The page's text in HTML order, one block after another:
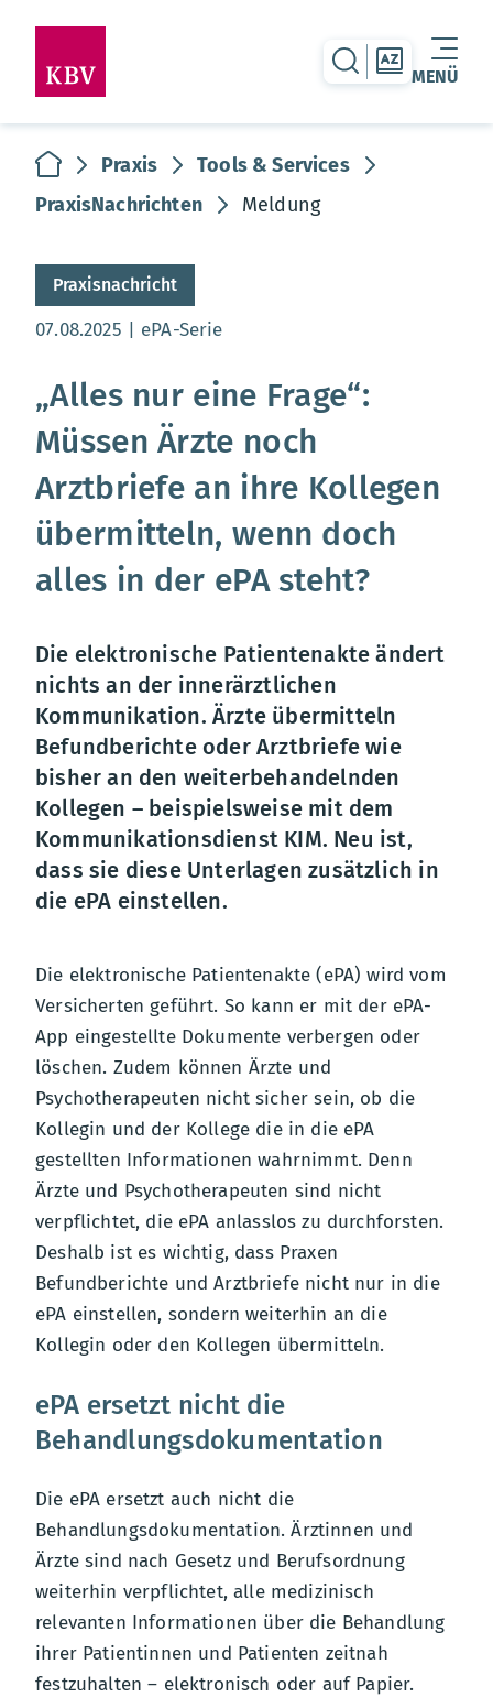
MENÜ
Warenkorb leer
zur Suche-Seite
zur
zur Startseite
Praxis
Tools & Services
PraxisNachrichten
Meldung
Praxisnachricht
Aktualisierungsdatum:
07.08.2025 ePA-Serie
„Alles nur eine Frage“:
Müssen Ärzte noch
Arztbriefe an ihre Kollegen
übermitteln, wenn doch
alles in der ePA steht?
Die elektronische Patientenakte ändert
nichts an der innerärztlichen
Kommunikation. Ärzte übermitteln
Befundberichte oder Arztbriefe wie
bisher an den weiterbehandelnden
Kollegen – beispielsweise mit dem
Kommunikationsdienst KIM. Neu ist,
dass sie diese Unterlagen zusätzlich in
die ePA einstellen.
Die elektronische Patientenakte (ePA) wird vom
Versicherten geführt. So kann er mit der ePA-
App eingestellte Dokumente verbergen oder
löschen. Zudem können Ärzte und
Psychotherapeuten nicht sicher sein, ob die
Kollegin und der Kollege die in die ePA
gestellten Informationen wahrnimmt. Denn
Ärzte und Psychotherapeuten sind nicht
verpflichtet, die ePA anlasslos zu durchforsten.
Deshalb ist es wichtig, dass Praxen
Befundberichte und Arztbriefe nicht nur in die
ePA einstellen, sondern weiterhin an die
Kollegin oder den Kollegen übermitteln.
ePA ersetzt nicht die
Behandlungsdokumentation
Die ePA ersetzt auch nicht die
Behandlungsdokumentation. Ärztinnen und
Ärzte sind nach Gesetz und Berufsordnung
weiterhin verpflichtet, alle medizinisch
relevanten Informationen über die Behandlung
ihrer Patientinnen und Patienten zeitnah
festzuhalten – elektronisch oder auf Papier.